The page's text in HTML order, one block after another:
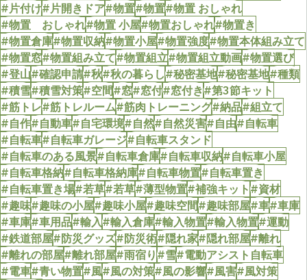
#片付け#片開きドア#物置#物置#物置 おしゃれ
#物置 おしゃれ#物置 小屋#物置おしゃれ#物置き
#物置倉庫#物置収納#物置小屋#物置強度#物置本体組み立て
#物置窓#物置組み立て#物置組立#物置組立動画#物置選び
#登山#確認申請#秋#秋の暮らし#秘密基地#秘密基地#種類
#積雪#積雪対策#空間#窓#窓付#窓付き#第3節キット
#筋トレ#筋トレルーム#筋肉トレーニング#納品#組立て
#自作#自動車#自宅環境#自然#自然災害#自由#自転車
#自転車#自転車ガレージ#自転車スタンド
#自転車のある風景#自転車倉庫#自転車収納#自転車小屋
#自転車格納#自転車格納庫#自転車物置#自転車置き
#自転車置き場#若草#若草#薄型物置#補強キット#資材
#趣味#趣味の小屋#趣味小屋#趣味空間#趣味部屋#車#車庫
#車庫#車用品#輸入#輸入倉庫#輸入物置#輸入物置#運動
#鉄道部屋#防災グッズ#防災術#隠れ家#隠れ部屋#離れ
#離れの部屋#離れ部屋#雨宿り#雪#電動アシスト自転車
#電車#青い物置#風#風の対策#風の影響#風害#風対策